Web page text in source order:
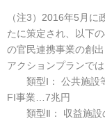
（注3）2016年5月
たに策定され、以下
の官民連携事業の創
アクションプラン
類型Ⅰ： 公共施設
FI事業…7兆円
類型Ⅱ： 収益施設